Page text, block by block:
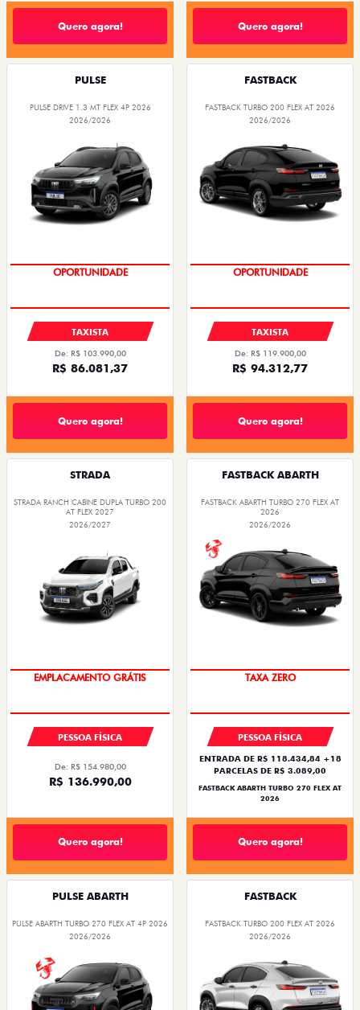
Quero agora! Quero agora!
PULSE
PULSE DRIVE 1.3 MT FLEX 4P 2026
2026/2026
PREÇOS REDUZIDOS
TAXISTA
De: R$ 103.990,00
R$ 86.081,37
Quero agora!
FASTBACK
FASTBACK TURBO 200 FLEX AT 2026
2026/2026
PREÇOS REDUZIDOS
TAXISTA
De: R$ 119.900,00
R$ 94.312,77
Quero agora!
STRADA
STRADA RANCH CABINE DUPLA TURBO 200
AT FLEX 2027
2026/2027
OPORTUNIDADE
PESSOA FÍSICA
De: R$ 154.980,00
R$ 136.990,00
Quero agora!
FASTBACK ABARTH
FASTBACK ABARTH TURBO 270 FLEX AT
2026
2026/2026
SAIA DE FIAT 0KM
PESSOA FÍSICA
ENTRADA DE R$ 118.434,84 +18
PARCELAS DE R$ 3.089,00
FASTBACK ABARTH TURBO 270 FLEX AT
2026
Quero agora!
PULSE ABARTH
PULSE ABARTH TURBO 270 FLEX AT 4P 2026
2026/2026
FASTBACK
FASTBACK TURBO 200 FLEX AT 2026
2026/2026